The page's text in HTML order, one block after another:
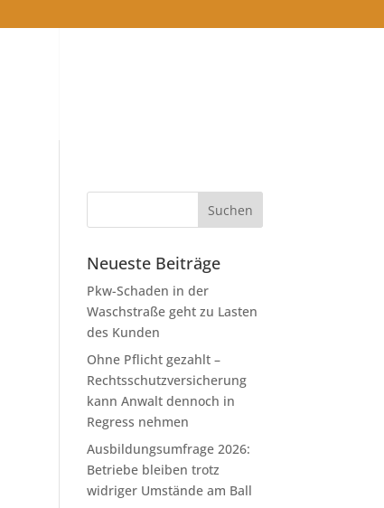
Neueste Beiträge
Pkw-Schaden in der
Waschstraße geht zu Lasten
des Kunden
Ohne Pflicht gezahlt –
Rechtsschutzversicherung
kann Anwalt dennoch in
Regress nehmen
Ausbildungsumfrage 2026:
Betriebe bleiben trotz
widriger Umstände am Ball